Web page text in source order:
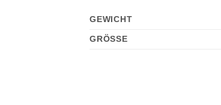
GEWICHT
GRÖSSE